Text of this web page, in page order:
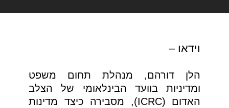
וידאו –
הלן דורהם, מנהלת תחום משפט
ומדיניות בוועד הבינלאומי של הצלב
האדום (ICRC), מסבירה כיצד מדינות